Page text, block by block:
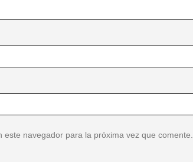
navegador para la próxima vez que comente.